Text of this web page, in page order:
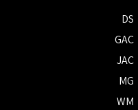
DS
GAC
JAC
MG
WM